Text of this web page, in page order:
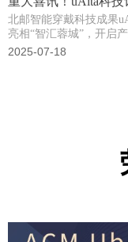
地成都，开启全球化
程！
北邮智能穿戴科技成果
亮相“智汇蓉城”，开启
速度
2025-07-18